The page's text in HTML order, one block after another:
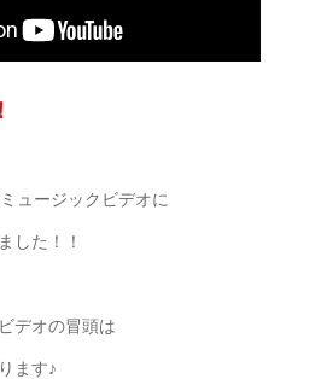
ュージックビデオに
した！！
デオの冒頭は
ます♪